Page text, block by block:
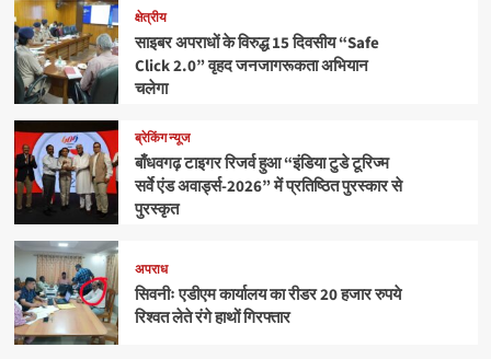
क्षेत्रीय
साइबर अपराधों के विरुद्ध 15 दिवसीय “Safe
Click 2.0” वृहद जनजागरूकता अभियान
चलेगा
ब्रेकिंग न्यूज
बाँधवगढ़ टाइगर रिजर्व हुआ “इंडिया टुडे टूरिज्म
सर्वे एंड अवार्ड्स-2026” में प्रतिष्ठित पुरस्कार से
पुरस्कृत
अपराध
सिवनीः एडीएम कार्यालय का रीडर 20 हजार रुपये
रिश्वत लेते रंगे हाथों गिरफ्तार